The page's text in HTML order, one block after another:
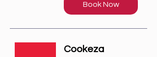
Book Now
Cookeza